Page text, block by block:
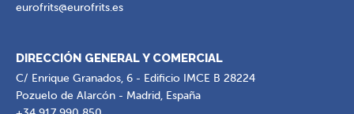
eurofrits@eurofrits.es
DIRECCIÓN GENERAL Y COMERCIAL
C/ Enrique Granados, 6 - Edificio IMCE B 28224
Pozuelo de Alarcón - Madrid, España